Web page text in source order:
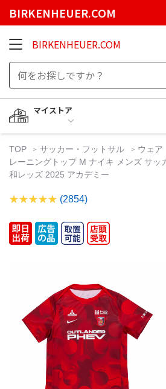
BIRKENHEUER.COM
BIRKENHEUER.COM
マイストア
TOP サッカー・フットサル ウェア
レーニングトップ M ナイキ メンズ サッ
和レッズ 2025 アカデミー
(2854)